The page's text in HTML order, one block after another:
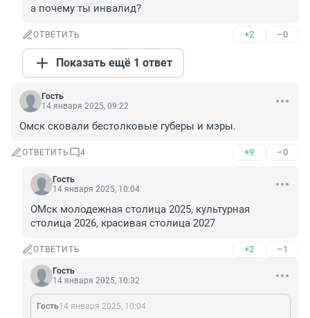
а почему ты инвалид?
ОТВЕТИТЬ +2 –0
Показать ещё 1 ответ
Гость
14 января 2025, 09:22
Омск сковали бестолковые губеры и мэры.
ОТВЕТИТЬ 4 +9 –0
Гость
14 января 2025, 10:04
ОМск молодежная столица 2025, культурная
столица 2026, красивая столица 2027
ОТВЕТИТЬ +2 –1
Гость
14 января 2025, 10:32
Гость14 января 2025, 10:04